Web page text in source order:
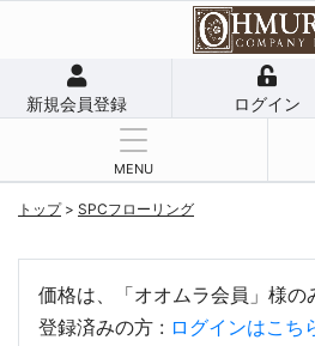
新規会員登録 ログイン
MENU
トップ> SPCフローリング
価格は、「オオムラ会員」様の
登録済みの方 : ログインはこち